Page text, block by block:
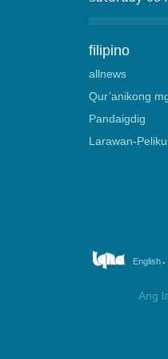
filipino
allnews
Qur’anikong
Pandaigdig
Larawan-
English.
Ang